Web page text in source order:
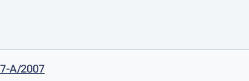
A/2007